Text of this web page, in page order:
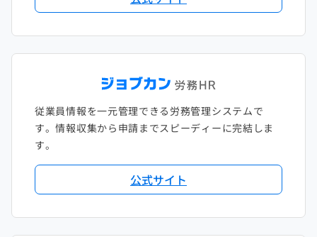
従業員情報を一元管理できる労務管理システムで
す。情報収集から申請までスピーディーに完結しま
す。
公式サイト